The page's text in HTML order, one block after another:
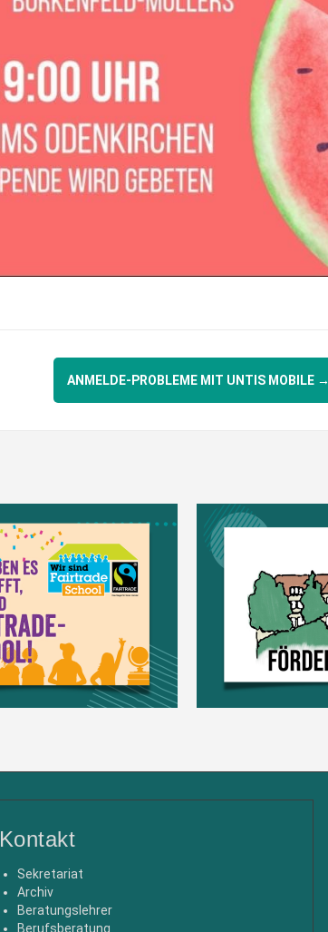
ANMELDE-PROBLEME MIT UNTIS MOBILE →
Kontakt
Sekretariat
Archiv
Beratungslehrer
Berufsberatung